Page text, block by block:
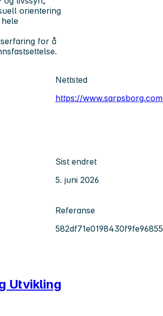
orientering
for å
Nettsted
https://
Sist endret
5. juni 2026
Referanse
Utvikling